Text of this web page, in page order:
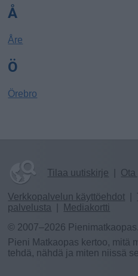
Å
Åre
Ö
Örebro
Tilaa uutiskirje Ota
Verkkopalvelun käyttöehdot
palvelusta
Mediakortti
© 2007–2026
Pieni Matkaopas kertoo, mitä
tehdä, nähdä ja miten niissä